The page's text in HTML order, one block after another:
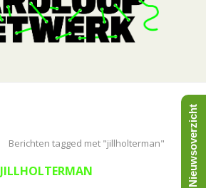
Berichten tagged met "jillholterman"
JILLHOLTERMAN Nieuwsoverzicht